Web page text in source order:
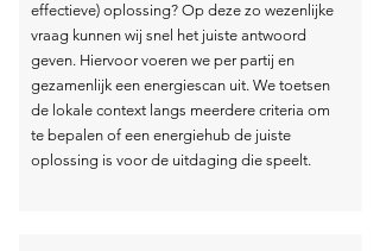
effectieve) oplossing? Op deze zo wezenlijke
vraag kunnen wij snel het juiste antwoord
geven. Hiervoor voeren we per partij en
gezamenlijk een energiescan uit. We toetsen
de lokale context langs meerdere criteria om
te bepalen of een energiehub de juiste
oplossing is voor de uitdaging die speelt.